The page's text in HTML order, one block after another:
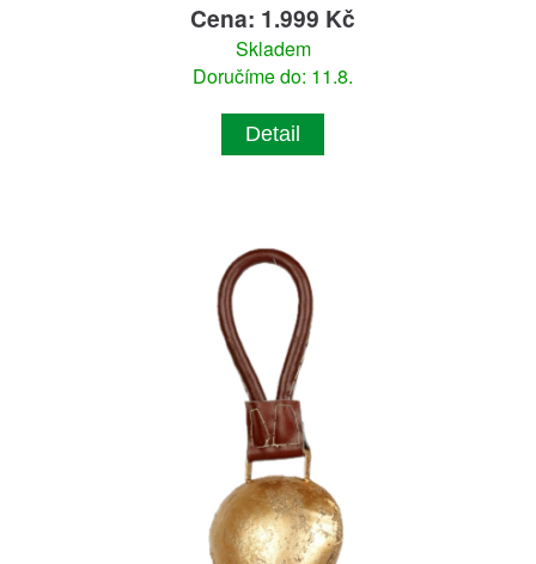
Cena: 1.999 Kč
Skladem
Doručíme do: 11.8.
Detail